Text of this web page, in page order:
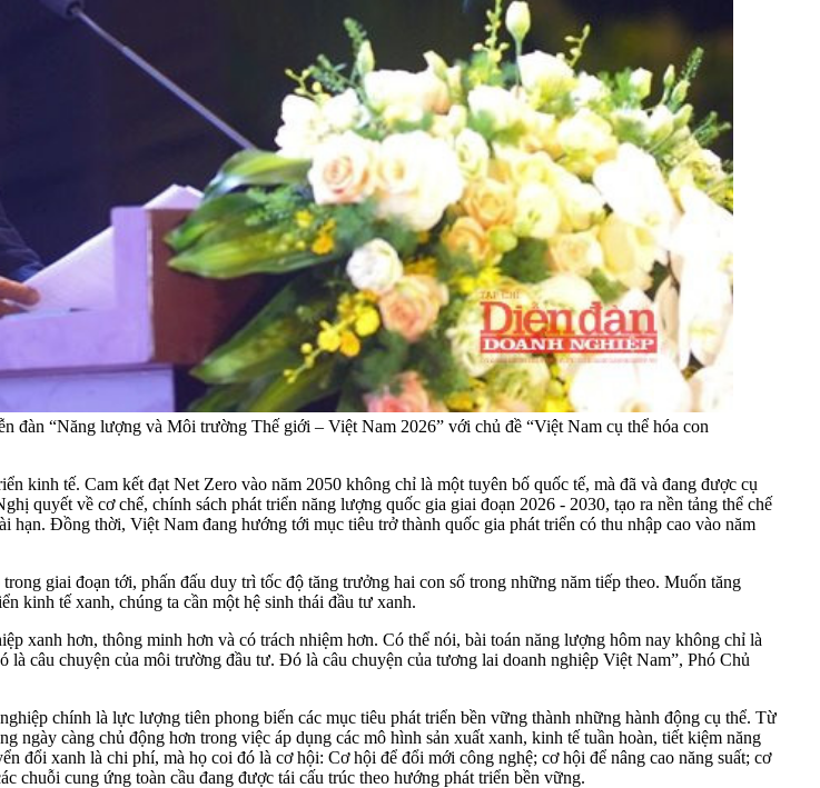
“Năng lượng và Môi trường Thế giới – Việt Nam 2026” với chủ đề “Việt Nam cụ thể hóa con
kinh tế. Cam kết đạt Net Zero vào năm 2050 không chỉ là một tuyên bố quốc tế, mà đã và đang được cụ
quyết về cơ chế, chính sách phát triển năng lượng quốc gia giai đoạn 2026 - 2030, tạo ra nền tảng thể chế
Đồng thời, Việt Nam đang hướng tới mục tiêu trở thành quốc gia phát triển có thu nhập cao vào năm
giai đoạn tới, phấn đấu duy trì tốc độ tăng trưởng hai con số trong những năm tiếp theo. Muốn tăng
kinh tế xanh, chúng ta cần một hệ sinh thái đầu tư xanh.
xanh hơn, thông minh hơn và có trách nhiệm hơn. Có thể nói, bài toán năng lượng hôm nay không chỉ là
câu chuyện của môi trường đầu tư. Đó là câu chuyện của tương lai doanh nghiệp Việt Nam”, Phó Chủ
chính là lực lượng tiên phong biến các mục tiêu phát triển bền vững thành những hành động cụ thể. Từ
ngày càng chủ động hơn trong việc áp dụng các mô hình sản xuất xanh, kinh tế tuần hoàn, tiết kiệm năng
đổi xanh là chi phí, mà họ coi đó là cơ hội: Cơ hội để đổi mới công nghệ; cơ hội để nâng cao năng suất; cơ
chuỗi cung ứng toàn cầu đang được tái cấu trúc theo hướng phát triển bền vững.